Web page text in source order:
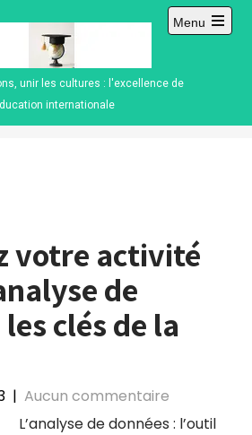
unir les cultures : l'excellence de
internationale
Menu
Open
votre activité
de
clés de la
| Aucun commentaire
L’analyse de données : l’outil